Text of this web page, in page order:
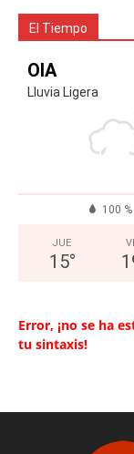
El Tiempo
OIA
Lluvia Ligera
100 %
JUE
15°
Error, ¡no se ha
tu sintaxis!